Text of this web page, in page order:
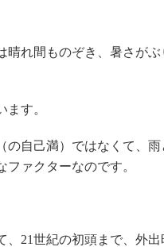
れ間ものぞき、暑さがぶ
す。
自己満）ではなくて、
ァクターなのです。
21世紀の初頭まで、外